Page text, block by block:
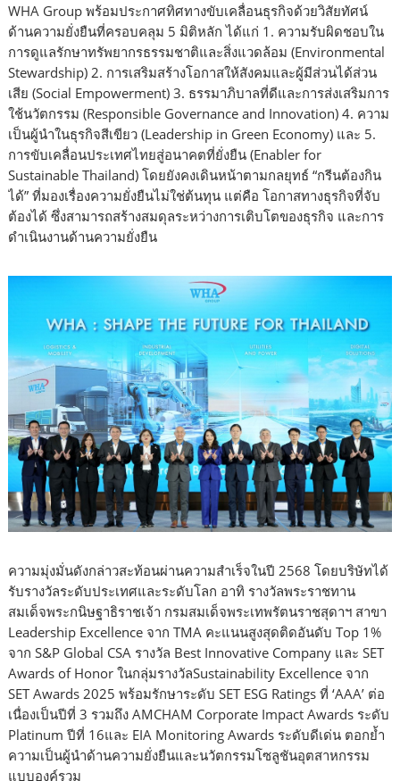
WHA Group พร้อมประกาศทิศทางขับเคลื่อนธุรกิจด้วยวิสัยทัศน์
ด้านความยั่งยืนที่ครอบคลุม 5 มิติหลัก ได้แก่ 1. ความรับผิดชอบใน
การดูแลรักษาทรัพยากรธรรมชาติและสิ่งแวดล้อม (Environmental
Stewardship) 2. การเสริมสร้างโอกาสให้สังคมและผู้มีส่วนได้ส่วน
เสีย (Social Empowerment) 3. ธรรมาภิบาลที่ดีและการส่งเสริมการ
ใช้นวัตกรรม (Responsible Governance and Innovation) 4. ความ
เป็นผู้นำในธุรกิจสีเขียว (Leadership in Green Economy) และ 5.
การขับเคลื่อนประเทศไทยสู่อนาคตที่ยั่งยืน (Enabler for
Sustainable Thailand) โดยยังคงเดินหน้าตามกลยุทธ์ “กรีนต้องกิน
ได้” ที่มองเรื่องความยั่งยืนไม่ใช่ต้นทุน แต่คือ โอกาสทางธุรกิจที่จับ
ต้องได้ ซึ่งสามารถสร้างสมดุลระหว่างการเติบโตของธุรกิจ และการ
ดำเนินงานด้านความยั่งยืน
ความมุ่งมั่นดังกล่าวสะท้อนผ่านความสำเร็จในปี 2568 โดยบริษัทได้
รับรางวัลระดับประเทศและระดับโลก อาทิ รางวัลพระราชทาน
สมเด็จพระกนิษฐาธิราชเจ้า กรมสมเด็จพระเทพรัตนราชสุดาฯ สาขา
Leadership Excellence จาก TMA คะแนนสูงสุดติดอันดับ Top 1%
จาก S&P Global CSA รางวัล Best Innovative Company และ SET
Awards of Honor ในกลุ่มรางวัลSustainability Excellence จาก
SET Awards 2025 พร้อมรักษาระดับ SET ESG Ratings ที่ ‘AAA’ ต่อ
เนื่องเป็นปีที่ 3 รวมถึง AMCHAM Corporate Impact Awards ระดับ
Platinum ปีที่ 16และ EIA Monitoring Awards ระดับดีเด่น ตอกย้ำ
ความเป็นผู้นำด้านความยั่งยืนและนวัตกรรมโซลูชันอุตสาหกรรม
แบบองค์รวม